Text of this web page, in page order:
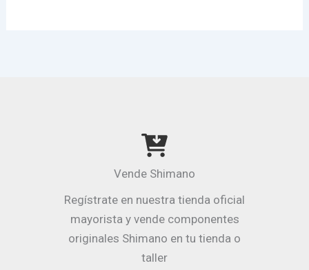
Vende Shimano
Regístrate en nuestra tienda oficial
mayorista y vende componentes
originales Shimano en tu tienda o
taller